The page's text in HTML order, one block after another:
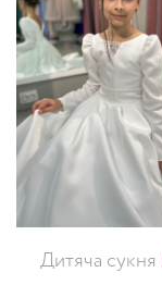
Дитяча сукня